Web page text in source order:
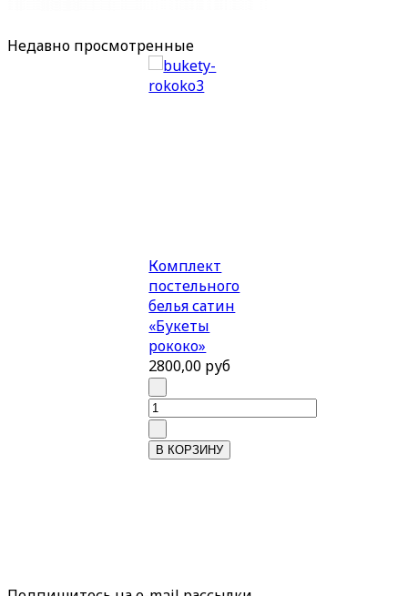
Недавно просмотренные
Комплект
постельного
белья сатин
«Букеты
рококо»
2800,00 руб